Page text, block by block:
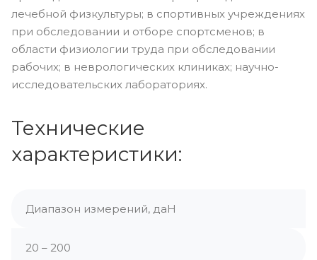
лечебной физкультуры; в спортивных учреждениях
при обследовании и отборе спортсменов; в
области физиологии труда при обследовании
рабочих; в неврологических клиниках; научно-
исследовательских лабораториях.
Технические
характеристики:
Диапазон измерений, даН
20 – 200